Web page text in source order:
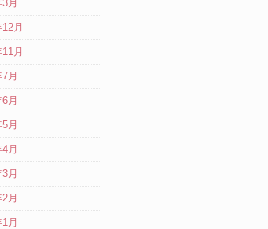
月
月
月
月
月
月
月
月
月
月